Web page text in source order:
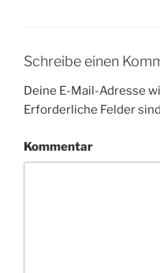
Schreibe einen
Deine E-Mail-Adresse
Erforderliche Felder
Kommentar